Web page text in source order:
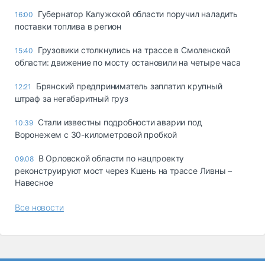
16:00
Губернатор Калужской области поручил наладить
поставки топлива в регион
15:40
Грузовики столкнулись на трассе в Смоленской
области: движение по мосту остановили на четыре часа
12:21
Брянский предприниматель заплатил крупный
штраф за негабаритный груз
10:39 Стали известны подробности аварии под
Воронежем с 30-километровой пробкой
09.08 В Орловской области по нацпроекту
реконструируют мост через Кшень на трассе Ливны –
Навесное
Все новости